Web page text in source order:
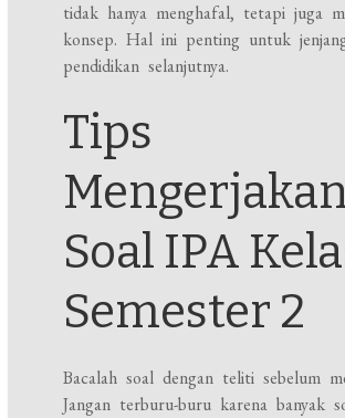
tidak hanya menghafal, tetapi juga
konsep. Hal ini penting untuk
pendidikan selanjutnya.
Tips
Soal IPA
Semester 2
Bacalah soal dengan teliti sebelum
Jangan terburu-buru karena banyak